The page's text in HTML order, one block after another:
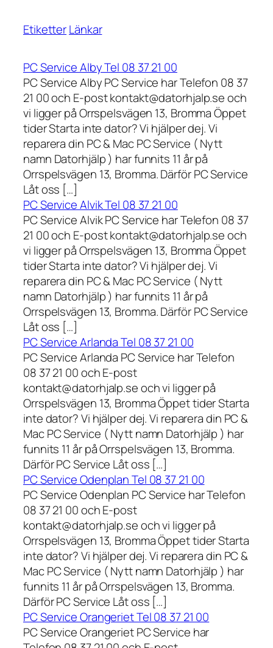
EtiketterLänkar
PC Service Alby Tel 08 37 21 00
PC Service Alby PC Service har Telefon 08 37
21 00 och E-post kontakt@datorhjalp.se och
vi ligger på Orrspelsvägen 13, Bromma Öppet
tider Starta inte dator? Vi hjälper dej. Vi
reparera din PC & Mac PC Service ( Nytt
namn Datorhjälp ) har funnits 11 år på
Orrspelsvägen 13, Bromma. Därför PC Service
Låt oss […]
PC Service Alvik Tel 08 37 21 00
PC Service Alvik PC Service har Telefon 08 37
21 00 och E-post kontakt@datorhjalp.se och
vi ligger på Orrspelsvägen 13, Bromma Öppet
tider Starta inte dator? Vi hjälper dej. Vi
reparera din PC & Mac PC Service ( Nytt
namn Datorhjälp ) har funnits 11 år på
Orrspelsvägen 13, Bromma. Därför PC Service
Låt oss […]
PC Service Arlanda Tel 08 37 21 00
PC Service Arlanda PC Service har Telefon
08 37 21 00 och E-post
kontakt@datorhjalp.se och vi ligger på
Orrspelsvägen 13, Bromma Öppet tider Starta
inte dator? Vi hjälper dej. Vi reparera din PC &
Mac PC Service ( Nytt namn Datorhjälp ) har
funnits 11 år på Orrspelsvägen 13, Bromma.
Därför PC Service Låt oss […]
PC Service Odenplan Tel 08 37 21 00
PC Service Odenplan PC Service har Telefon
08 37 21 00 och E-post
kontakt@datorhjalp.se och vi ligger på
Orrspelsvägen 13, Bromma Öppet tider Starta
inte dator? Vi hjälper dej. Vi reparera din PC &
Mac PC Service ( Nytt namn Datorhjälp ) har
funnits 11 år på Orrspelsvägen 13, Bromma.
Därför PC Service Låt oss […]
PC Service Orangeriet Tel 08 37 21 00
PC Service Orangeriet PC Service har